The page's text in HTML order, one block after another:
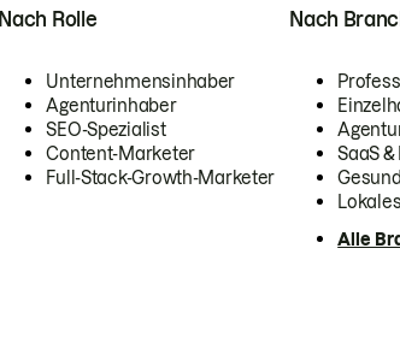
Nach Rolle
Unternehmensinhaber
Agenturinhaber
SEO-Spezialist
Content-Marketer
Full-Stack-Growth-Marketer
Nach
SaaS
Alle